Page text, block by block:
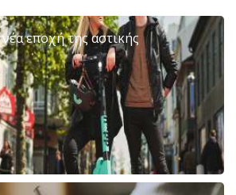
εποχή της αστικής